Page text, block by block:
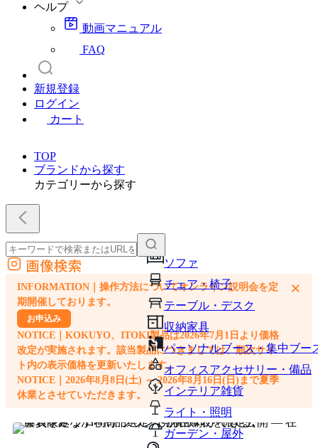
ヘルプ
動画マニュアル
FAQ
新規登録
ログイン
カート
TOP
ブランドから探す
カテゴリーから探す
ソファ
チェア・椅子
テーブル・デスク
収納家具
パーソナルブース・集中ブー
オフィスアクセサリー・備品
インテリア雑貨
ライト・照明
ガーデン・屋外
外部サイトの商品をカートに追加
他のサイトで見つけた商品ページのURLを貼り付けて、カートに追加できます
画像検索
INFORMATION｜操作方法についてオンライン説明会を定
期開催しております。
お申込み
NOTICE｜KOKUYO、ITOKI製品は2026年7月1日より価格
改定が実施されます。該当製品につきましては、順次サイ
ト内の表示価格を更新いたします。
NOTICE｜2026年8月8日(土) ～ 2026年8月16日(日)まで夏季
休業とさせていただきます。
×